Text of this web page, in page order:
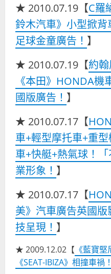
★ 2010.07.19【C羅
鈴木汽車》小型掀背
足球金童廣告！ 】
★ 2010.07.19【約
《本田》HONDA機
國版廣告！ 】
★ 2010.07.17【
車+輕型摩托車+重
車+快艇+熱氣球！
業形象！ 】
★ 2010.07.17【
美》汽車廣告英國
技呈現！ 】
★ 2009.12.02【 《藍寶
《SEAT-IBIZA》相撞車